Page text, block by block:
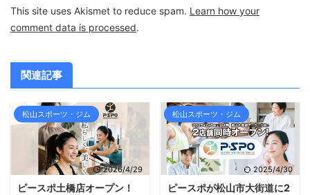
This site uses Akismet to reduce spam. Learn how your
comment data is processed.
関連記事
松山スポーツ・ジム
2026/4/29
ピースポ土橋店オープン！
松山スポーツ・ジム
2025/4/30
ピースポが松山市大街道に2